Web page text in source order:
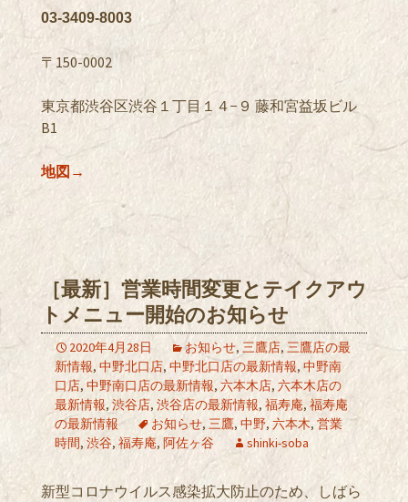
03-3409-8003
〒150-0002
東京都渋谷区渋谷１丁目１４−９ 藤和宮益坂ビル
B1
地図→
［最新］営業時間変更とテイクアウ
トメニュー開始のお知らせ
2020年4月28日 お知らせ, 三鷹店, 三鷹店の最
新情報, 中野北口店, 中野北口店の最新情報, 中野南
口店, 中野南口店の最新情報, 六本木店, 六本木店の
最新情報, 渋谷店, 渋谷店の最新情報, 福寿庵, 福寿庵
の最新情報
お知らせ, 三鷹, 中野, 六本木, 営業
時間, 渋谷, 福寿庵, 阿佐ヶ谷 shinki-soba
新型コロナウイルス感染拡大防止のため、しばら